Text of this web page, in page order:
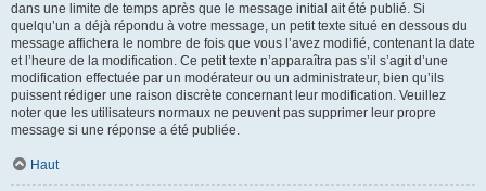
dans une limite de temps après que le message initial ait été publié. Si
quelqu’un a déjà répondu à votre message, un petit texte situé en dessous du
message affichera le nombre de fois que vous l’avez modifié, contenant la date
et l’heure de la modification. Ce petit texte n’apparaîtra pas s’il s’agit d’une
modification effectuée par un modérateur ou un administrateur, bien qu’ils
puissent rédiger une raison discrète concernant leur modification. Veuillez
noter que les utilisateurs normaux ne peuvent pas supprimer leur propre
message si une réponse a été publiée.
Haut